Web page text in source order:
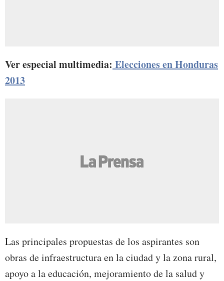
Ver especial multimedia: Elecciones en Honduras
2013
Las principales propuestas de los aspirantes son
obras de infraestructura en la ciudad y la zona rural,
apoyo a la educación, mejoramiento de la salud y